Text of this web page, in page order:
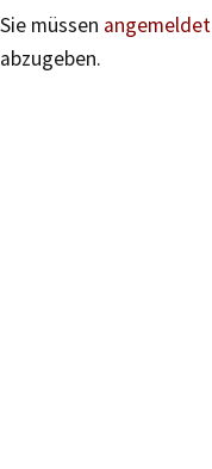
Sie müssen angemeldet
abzugeben.